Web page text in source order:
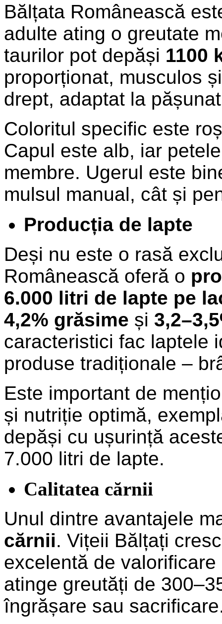
Bălțata Românească
adulte ating o greutate
taurilor pot depăși 1100
proporționat, musculos
drept, adaptat la
Coloritul specific este
Capul este alb, iar
membre. Ugerul este
mulsul manual, cât și
Producția de lapte
Deși nu este o rasă
Românească oferă o
6.000 litri de lapte pe
4,2% grăsime și
caracteristici fac laptele
produse tradiționale –
Este important de
și nutriție optimă,
depăși cu ușurință
7.000 litri de lapte.
Calitatea cărnii
Unul dintre avantajele
cărnii. Vițeii Bălțați
excelentă de
atinge greutăți de
îngrășare sau